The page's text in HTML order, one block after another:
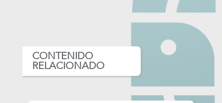
CONTENIDO
RELACIONADO